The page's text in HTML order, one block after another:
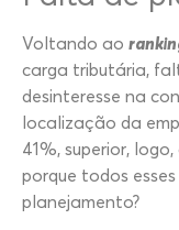
Voltando ao
carga tributária,
desinteresse na
localização da
41%, superior,
porque todos
planejamento?